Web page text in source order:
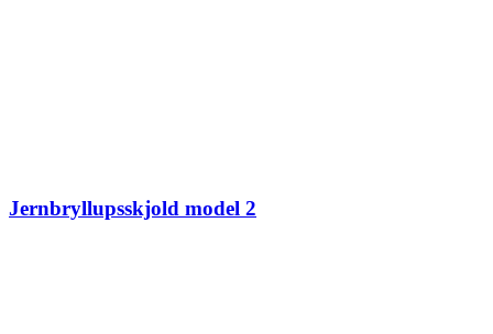
Jernbryllupsskjold model 2